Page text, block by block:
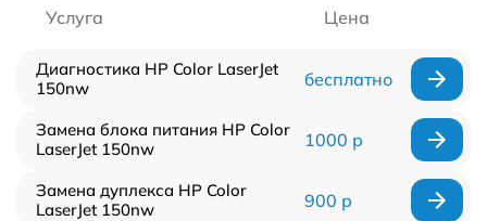
Услуга Цена
Диагностика HP Color LaserJet
150nw
бесплатно
Замена блока питания HP Color
LaserJet 150nw
1000 р
Замена дуплекса HP Color
LaserJet 150nw
900 р